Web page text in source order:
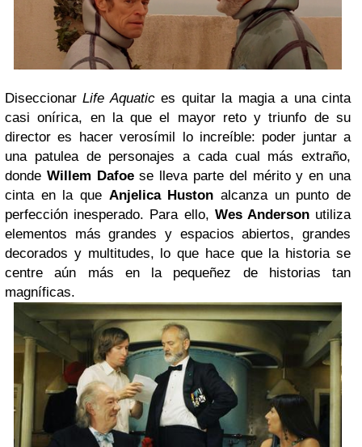
DiseccionarLife Aquatices quitar la magia a una cinta
casi onírica, en la que el mayor reto y triunfo de su
director es hacer verosímil lo increíble: poder juntar a
una patulea de personajes a cada cual más extraño,
donde Willem Dafoese lleva parte del mérito y en una
cinta en la que Anjelica Huston alcanza un punto de
perfección inesperado. Para ello, Wes Andersonutiliza
elementos más grandes y espacios abiertos, grandes
decorados y multitudes, lo que hace que la historia se
centre aún más en la pequeñez de historias tan
magníficas.